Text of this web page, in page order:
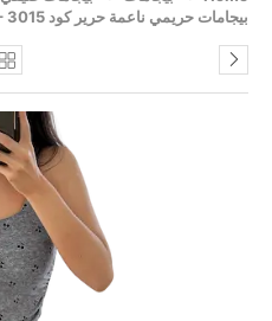
بيجامات حريمي ناعمة حرير كود KH – 3015